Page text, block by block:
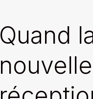
Quand